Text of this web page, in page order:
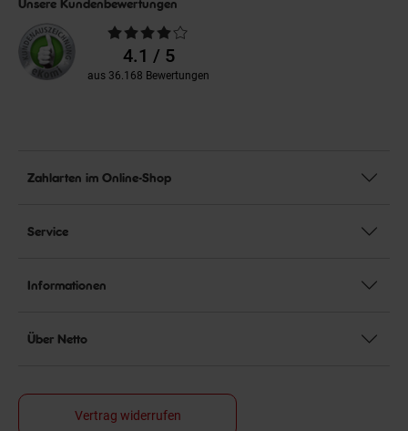
Unsere Kundenbewertungen
Durchschnittliche
Bewertungen4.1 / 5
aus 36.168 Bewertungen
Zahlarten im Online-Shop
Service
Informationen
Über Netto
Vertrag widerrufen